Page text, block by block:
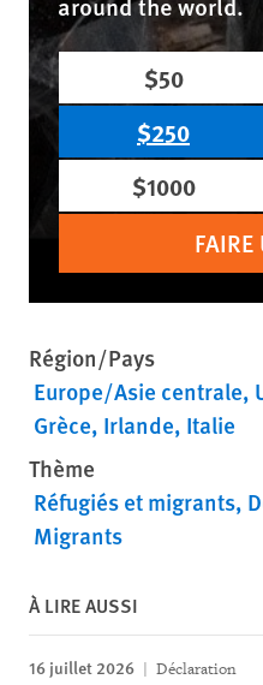
$50
$250
$1000
FAIRE
Région/Pays
Europe/Asie centrale
Grèce Irlande Italie
Thème
Réfugiés et migrants
Migrants
À LIRE AUSSI
16 juillet 2026 Déclaration